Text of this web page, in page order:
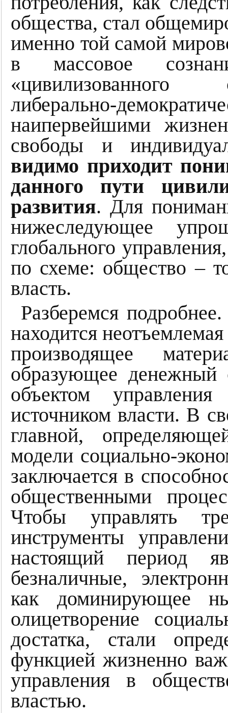
общества, стал
именно той самой
в массовое
«цивилизованного
либерально-
наипервейшими
свободы и
видимо приходит
данного пути
развития. Для
нижеследующее
глобального
по схеме: общество –
власть.
Разберемся
находится
производящее
образующее денежный
объектом
источником власти. В
главной,
модели социально-
заключается в
общественными
Чтобы управлять
инструменты
настоящий период
безналичные,
как доминирующее
олицетворение
достатка, стали
функцией жизненно
управления в
властью.